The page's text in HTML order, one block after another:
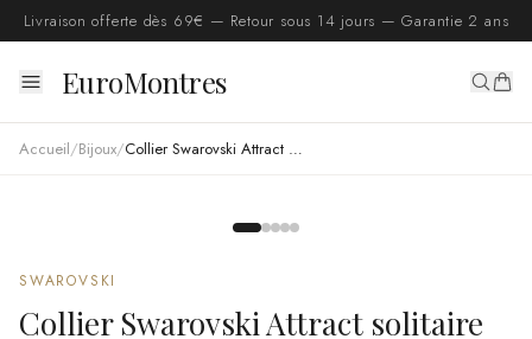
Livraison offerte dès 69€ — Retour sous 14 jours — Garantie 2 ans
EuroMontres
Accueil/Bijoux/ Collier Swarovski Attract solitaire carré en métal rhodié
SWAROVSKI
Collier Swarovski Attract solitaire